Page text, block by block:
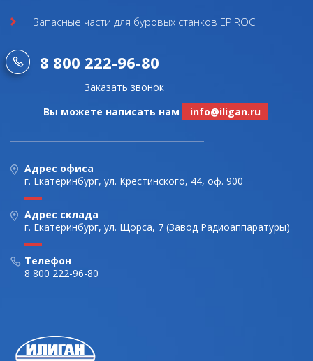
Запасные части для буровых станков EPIROC
8 800 222-96-80
Заказать звонок
Вы можете написать нам
info@iligan.ru
Адрес офиса
г. Екатеринбург, ул. Крестинского, 44, оф. 900
Адрес склада
г. Екатеринбург, ул. Щорса, 7 (Завод Радиоаппаратуры)
Телефон
8 800 222-96-80